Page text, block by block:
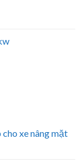
xe nâng mặt